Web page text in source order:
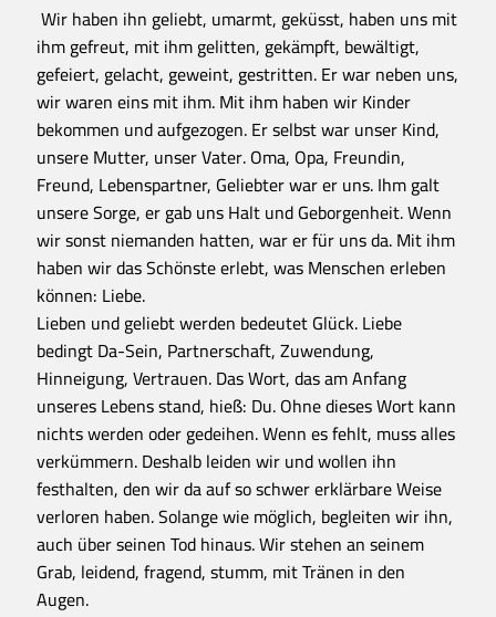
Wir haben ihn geliebt, umarmt, geküsst, haben uns mit
ihm gefreut, mit ihm gelitten, gekämpft, bewältigt,
gefeiert, gelacht, geweint, gestritten. Er war neben uns,
wir waren eins mit ihm. Mit ihm haben wir Kinder
bekommen und aufgezogen. Er selbst war unser Kind,
unsere Mutter, unser Vater. Oma, Opa, Freundin,
Freund, Lebenspartner, Geliebter war er uns. Ihm galt
unsere Sorge, er gab uns Halt und Geborgenheit. Wenn
wir sonst niemanden hatten, war er für uns da. Mit ihm
haben wir das Schönste erlebt, was Menschen erleben
können: Liebe.
Lieben und geliebt werden bedeutet Glück. Liebe
bedingt Da-Sein, Partnerschaft, Zuwendung,
Hinneigung, Vertrauen. Das Wort, das am Anfang
unseres Lebens stand, hieß: Du. Ohne dieses Wort kann
nichts werden oder gedeihen. Wenn es fehlt, muss alles
verkümmern. Deshalb leiden wir und wollen ihn
festhalten, den wir da auf so schwer erklärbare Weise
verloren haben. Solange wie möglich, begleiten wir ihn,
auch über seinen Tod hinaus. Wir stehen an seinem
Grab, leidend, fragend, stumm, mit Tränen in den
Augen.